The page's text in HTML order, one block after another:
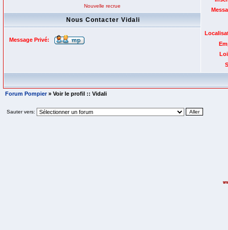
Nouvelle recrue
Nous Contacter Vidali
Message Privé:
Forum Pompier» Voir le profil :: Vidali
Sauter vers: